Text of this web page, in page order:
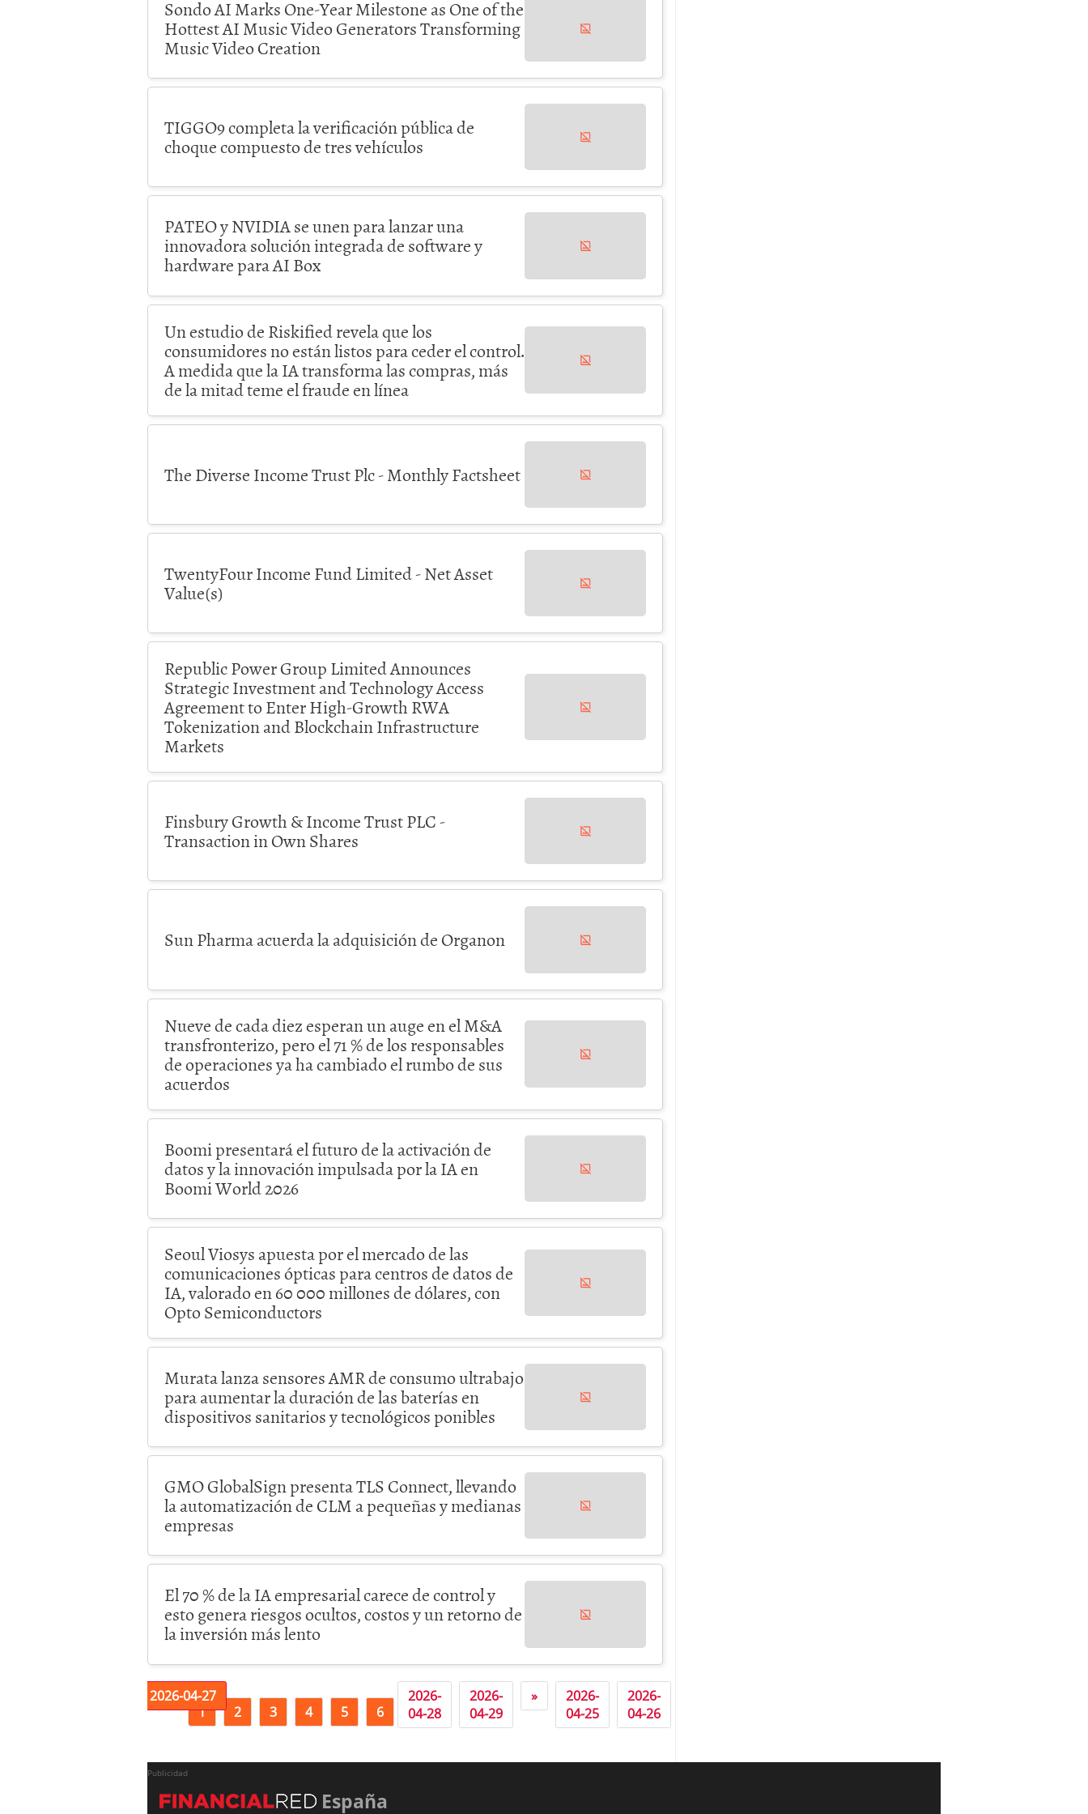
Sondo AI Marks One-Year Milestone as One of the
Hottest AI Music Video Generators Transforming
Music Video Creation
TIGGO9 completa la verificación pública de
choque compuesto de tres vehículos
PATEO y NVIDIA se unen para lanzar una
innovadora solución integrada de software y
hardware para AI Box
Un estudio de Riskified revela que los
consumidores no están listos para ceder el control.
A medida que la IA transforma las compras, más
de la mitad teme el fraude en línea
The Diverse Income Trust Plc - Monthly Factsheet
TwentyFour Income Fund Limited - Net Asset
Value(s)
Republic Power Group Limited Announces
Strategic Investment and Technology Access
Agreement to Enter High-Growth RWA
Tokenization and Blockchain Infrastructure
Markets
Finsbury Growth & Income Trust PLC -
Transaction in Own Shares
Sun Pharma acuerda la adquisición de Organon
Nueve de cada diez esperan un auge en el M&A
transfronterizo, pero el 71 % de los responsables
de operaciones ya ha cambiado el rumbo de sus
acuerdos
Boomi presentará el futuro de la activación de
datos y la innovación impulsada por la IA en
Boomi World 2026
Seoul Viosys apuesta por el mercado de las
comunicaciones ópticas para centros de datos de
IA, valorado en 60 000 millones de dólares, con
Opto Semiconductors
Murata lanza sensores AMR de consumo ultrabajo
para aumentar la duración de las baterías en
dispositivos sanitarios y tecnológicos ponibles
GMO GlobalSign presenta TLS Connect, llevando
la automatización de CLM a pequeñas y medianas
empresas
El 70 % de la IA empresarial carece de control y
esto genera riesgos ocultos, costos y un retorno de
la inversión más lento
2026-04-27
1
2 3 4 5 6 7
2026-
04-28
2026-
04-29
»
2026-
04-25
2026-
04-26
Publicidad
España